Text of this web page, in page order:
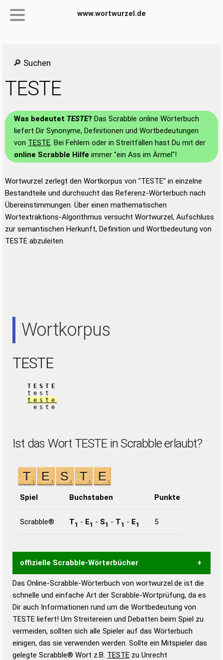
www.wortwurzel.de
🔎 Suchen
TESTE
Was bedeutet TESTE? Das Scrabble online Wörterbuch
liefert Dir Synonyme, Definitionen und Wortbedeutungen
von TESTE. Bei Fehlern oder in Streitfällen hast Du mit der
online Scrabble Hilfe immer "ein Ass im Ärmel"!
Wortwurzel zerlegt den Wortkorpus von "TESTE" in einzelne
Bestandteile und durchsucht das Referenz-Wörterbuch nach
Übereinstimmungen. Über einen mathematischen
Wortextraktions-Algorithmus versucht Wortwurzel, Aufschluss
zur semantischen Herkunft, Definition und Wortbedeutung von
TESTE abzuleiten.
Wortkorpus
TESTE
TESTE
test
teste
este
Ist das Wort TESTE in Scrabble erlaubt?
Spiel Buchstaben Punkte
Scrabble® T1 - E1 - S1 - T1 - E1 5
offizielle Scrabble-Wörterbücher
Wortwurzel liefert mit Hilfe eines semantischen
Wortanalyse-Algorithmus gute Anhaltspunkte zu
Wortbedeutung, Worttrennung und Wortform, um die
Gültigkeit eines Wortes für das Scrabble-Spiel zu
bestimmen!
zugelassene Turnier Scrabble-
Wörterbücher sind:
Das Online-Scrabble-Wörterbuch von wortwurzel.de ist die
schnelle und einfache Art der Scrabble-Wortprüfung, da es
Dir auch Informationen rund um die Wortbedeutung von
TESTE liefert! Um Streitereien und Debatten beim Spiel zu
vermeiden, sollten sich alle Spieler auf das Wörterbuch
einigen, das sie verwenden werden. Sollte ein Mitspieler das
gelegte Scrabble® Wort z.B. TESTE zu Unrecht